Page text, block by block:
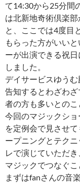
て14:30から25分間
は北新地奇術倶楽
と、ここでは4度目
もらった方がいい
ーが出演できる祝
しました。
デイサービスゆうむ
告知するとわざわ
者の方も多いとのこ
今回のマジックシ
を定例会で見させ
ープニングとテク
レで演じていただ
マジックでつなぐこ
まずはfanさんの音